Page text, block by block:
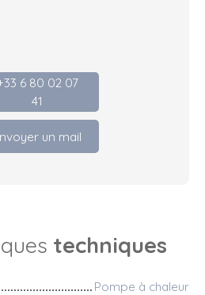
6 80 02 07
41
un mail
techniques
Pompe à chaleur